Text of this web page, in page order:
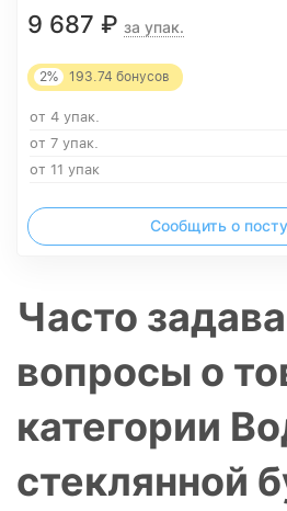
9 687 ₽ за упак.
2% 193.74 бонусов
от 4 упак.
от 7 упак.
от 11 упак
Сообщить о
Часто
вопросы о
категории
стеклянной